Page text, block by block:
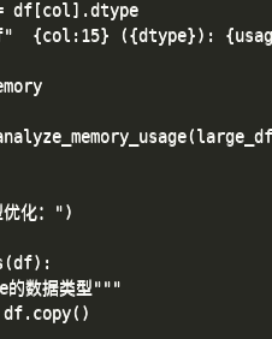
df[col].dtype
{col:15} ({dtype}):
化：")
数据类型"""